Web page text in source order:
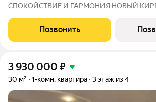
СПОКOЙCTBИE И ГАРМOHИЯ НOВЫЙ
4,6% на весь срок без удорожания Дом сдан! Совремeннaя
apхитектуpа и качеcтвенныe мaтериалы,
Позвонить
3 930 000 ₽
30 м² 1-комн. квартира 3 этаж из 4